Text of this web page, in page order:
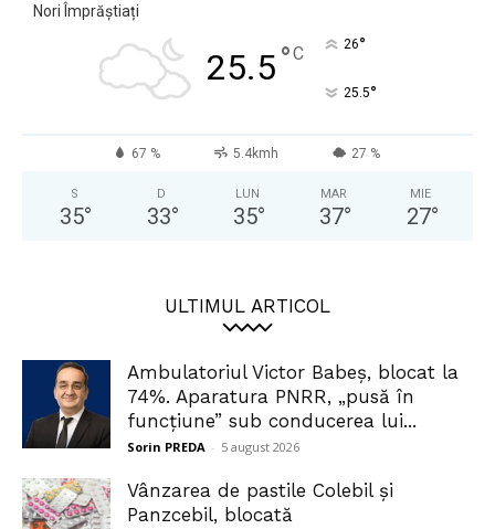
Nori Împrăștiați
25.5°C 26°
25.5°
67 % 5.4kmh 27 %
S
35°
D
33°
LUN
35°
MAR
37°
MIE
27°
ULTIMUL ARTICOL
Ambulatoriul Victor Babeș, blocat la
74%. Aparatura PNRR, „pusă în
funcțiune” sub conducerea lui...
Sorin PREDA - 5 august 2026
Vânzarea de pastile Colebil și
Panzcebil, blocată